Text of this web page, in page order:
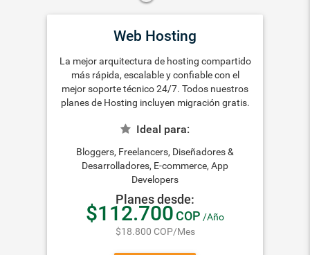
Web Hosting
La mejor arquitectura de hosting compartido
más rápida, escalable y confiable con el
mejor soporte técnico 24/7. Todos nuestros
planes de Hosting incluyen migración gratis.
Ideal para:
Bloggers, Freelancers, Diseñadores &
Desarrolladores, E-commerce, App
Developers
Planes desde:
$112.700COP /Año
$18.800 COP/Mes